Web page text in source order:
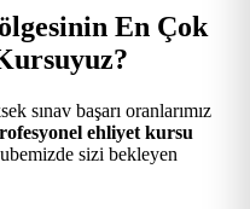
En Çok
sınav başarı oranlarımız
ehliyet kursu
sizi bekleyen